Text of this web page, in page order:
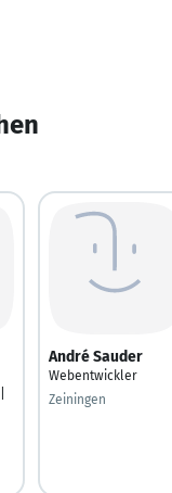
André Sauder
Webentwickler
Zeiningen